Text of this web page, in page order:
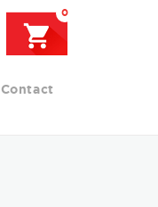
0
Contact